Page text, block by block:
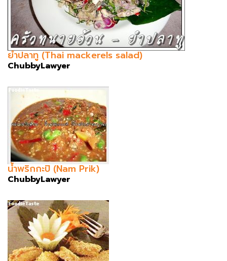
ยำปลาทู (Thai mackerels salad)
ChubbyLawyer
น้ำพริกกะปิ (Nam Prik)
ChubbyLawyer